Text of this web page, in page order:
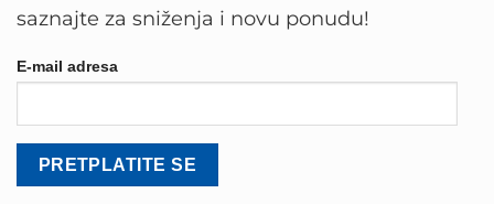
saznajte za sniženja i novu ponudu!
E-mail adresa